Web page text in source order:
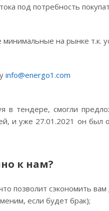
под потребность
на рынке т.к.
info@energo1.com
в тендере, смогли
и уже 27.01.2021 он был
к нам?
позволит сэкономить вам
если будет брак);